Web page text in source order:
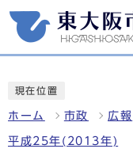
現在位置
ホーム 市政 広報
平成25年(2013年)